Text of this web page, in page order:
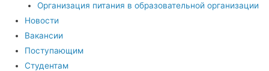
Организация питания в образовательной организации
Новости
Вакансии
Поступающим
Студентам